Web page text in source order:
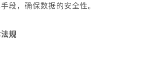
段，确保数据的安全性。
规